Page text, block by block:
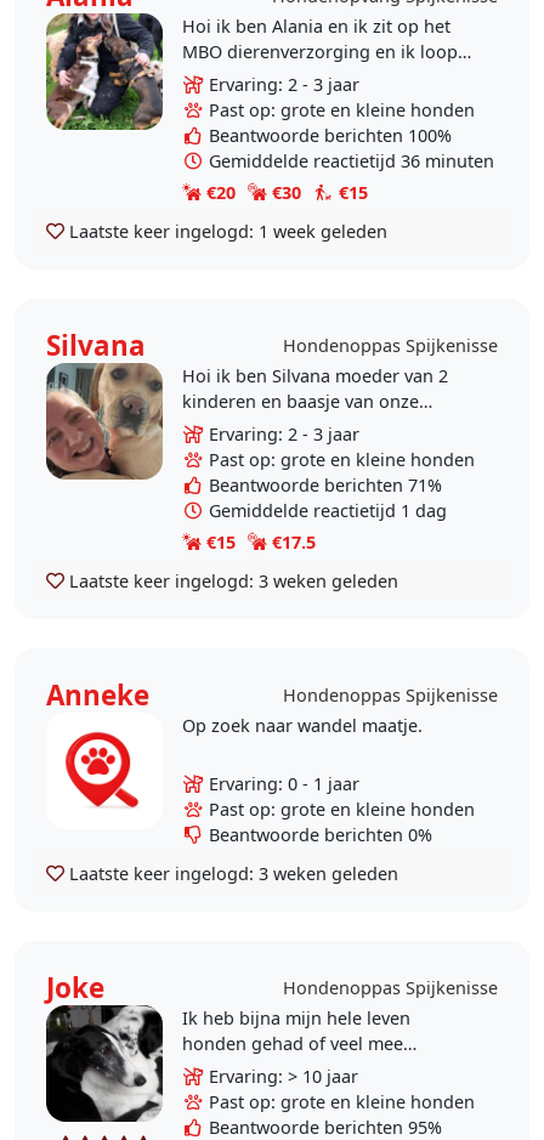
Hoi ik ben Alania en ik zit op het
MBO dierenverzorging en ik loop
stage bij hondenuitlaat service
Stap-Voets in Vlaardingen en ik
vind honden heel..
Ervaring: 2 - 3 jaar
Past op: grote en kleine honden
Beantwoorde berichten 100%
Gemiddelde reactietijd 36 minuten
€20
€30
€15
Laatste keer ingelogd: 1 week geleden
Silvana
Hondenoppas Spijkenisse
Hoi ik ben Silvana moeder van 2
kinderen en baasje van onze
labrador Emma. Wij ,mijn man en ik
, willen je hond een warm en veilig
thuis geven als je..
Ervaring: 2 - 3 jaar
Past op: grote en kleine honden
Beantwoorde berichten 71%
Gemiddelde reactietijd 1 dag
€15
€17.5
Laatste keer ingelogd: 3 weken geleden
Anneke
Hondenoppas Spijkenisse
Op zoek naar wandel maatje.
Ervaring: 0 - 1 jaar
Past op: grote en kleine honden
Beantwoorde berichten 0%
Laatste keer ingelogd: 3 weken geleden
Joke Hondenoppas Spijkenisse
Ik heb bijna mijn hele leven
honden gehad of veel mee
opgetrokken (honden van familie
en vrienden). De boxerpup van een
oom en tante heb ik..
Ervaring: > 10 jaar
Past op: grote en kleine honden
Beantwoorde berichten 95%